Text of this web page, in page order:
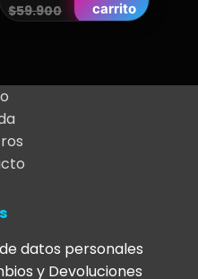
$59.900
Original
$59.900.
Current
$50.000.
carrito
datos personales
y Devoluciones